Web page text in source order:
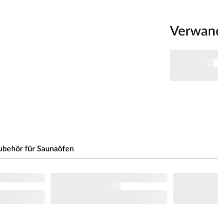
ca. 27 cm breit, (massives Espenholz).
für Saunaöfen